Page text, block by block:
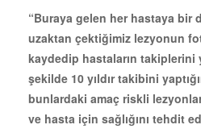
“Buraya gelen her hastaya bir
uzaktan çektiğimiz lezyonun
kaydedip hastaların
şekilde 10 yıldır takibini
bunlardaki amaç riskli
ve hasta için sağlığını tehdit